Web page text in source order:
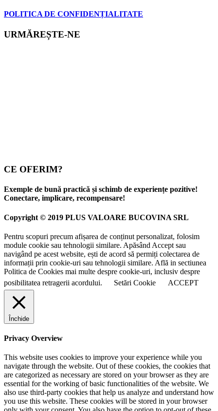
POLITICA DE CONFIDENȚIALITATE
URMĂREȘTE-NE
CE OFERIM?
Exemple de bună practică și schimb de experiențe pozitive!
Conectare, implicare, recompensare!
Copyright © 2019 PLUS VALOARE BUCOVINA SRL
Pentru scopuri precum afișarea de conținut personalizat, folosim
module cookie sau tehnologii similare. Apăsând Accept sau
navigând pe acest website, ești de acord să permiți colectarea de
informații prin cookie-uri sau tehnologii similare. Află in sectiunea
Politica de Cookies mai multe despre cookie-uri, inclusiv despre
posibilitatea retragerii acordului.
Setări Cookie ACCEPT
Închide
Privacy Overview
This website uses cookies to improve your experience while you
navigate through the website. Out of these cookies, the cookies that
are categorized as necessary are stored on your browser as they are
essential for the working of basic functionalities of the website. We
also use third-party cookies that help us analyze and understand how
you use this website. These cookies will be stored in your browser